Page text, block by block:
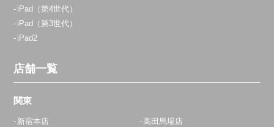
iPad（第4世代）
iPad（第3世代）
iPad2
店舗一覧
関東
新宿本店
高田馬場店